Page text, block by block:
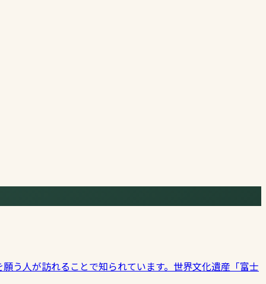
う人が訪れることで知られています。世界文化遺産「富士